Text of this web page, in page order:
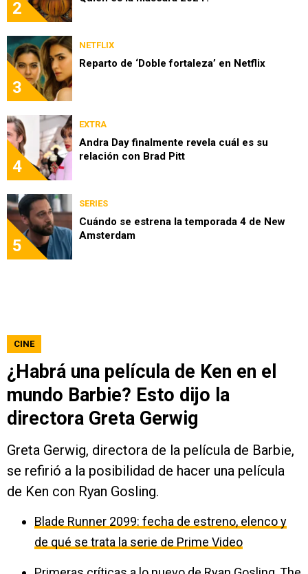
2
3
NETFLIX
Reparto de ‘Doble fortaleza’ en Netflix
4
EXTRA
Andra Day finalmente revela cuál es su
relación con Brad Pitt
5
SERIES
Cuándo se estrena la temporada 4 de New
Amsterdam
CINE
¿Habrá una película de Ken en el
mundo Barbie? Esto dijo la
directora Greta Gerwig
Greta Gerwig, directora de la película de Barbie,
se refirió a la posibilidad de hacer una película
de Ken con Ryan Gosling.
Blade Runner 2099: fecha de estreno, elenco y
de qué se trata la serie de Prime Video